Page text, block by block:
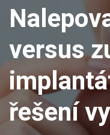
versus
řešení